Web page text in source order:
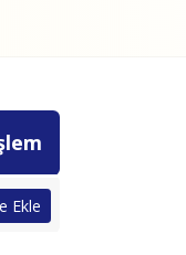
Ekle